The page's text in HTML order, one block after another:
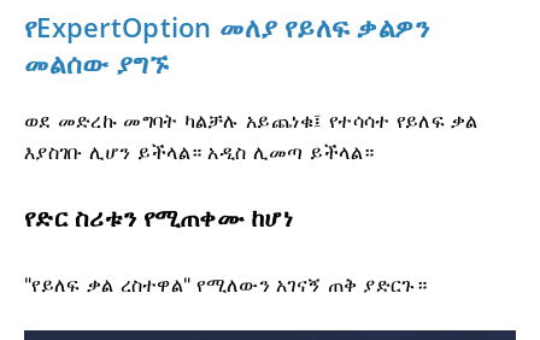
የExpertOption መለያ የይለፍ ቃልዎን
መልሰው ያግኙ
ወደ መድረኩ መግባት ካልቻሉ አይጨነቁ፤ የተሳሳተ የይለፍ ቃል
እያስገቡ ሊሆን ይችላል። አዲስ ሊመጣ ይችላል።
የድር ስሪቱን የሚጠቀሙ ከሆነ
"የይለፍ ቃል ረስተዋል" የሚለውን አገናኝ ጠቅ ያድርጉ።